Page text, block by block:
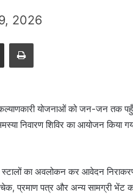
2026
Share via Email Print
योजनाओं को जन-जन तक
निवारण शिविर का आयोजन किया
स्टालों का अवलोकन कर आवेदन
प्रमाण पत्र और अन्य सामग्री भेंट